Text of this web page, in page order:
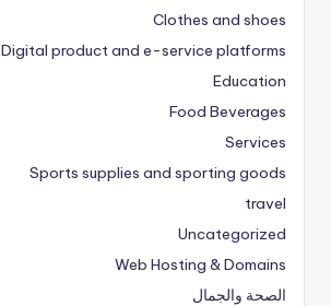
Clothes and shoes
Digital product and e-service platforms
Education
Food Beverages
Services
Sports supplies and sporting goods
travel
Uncategorized
Web Hosting & Domains
الصحة والجمال